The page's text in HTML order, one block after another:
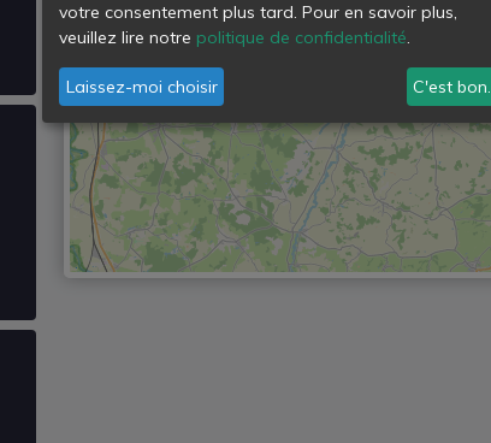
votre consentement plus tard. Pour en savoir plus,
veuillez lire notre politique de confidentialité.
Laissez-moi choisir C'est bon.